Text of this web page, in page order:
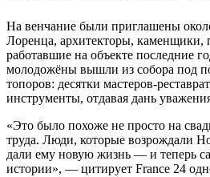
На венчание были приглашены
Лоренца, архитекторы,
работавшие на объекте последние
молодожёны вышли из собора под
топоров: десятки мастеров-
инструменты, отдавая дань
«Это было похоже не просто на
труда. Люди, которые возрождали
дали ему новую жизнь — и теперь
истории», — цитирует France 24